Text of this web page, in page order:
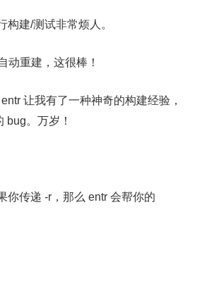
建/测试非常烦人。
动重建，这很棒！
让我有了一种神奇的构建经验，
。万岁！
你传递 -r，那么 entr 会帮你的